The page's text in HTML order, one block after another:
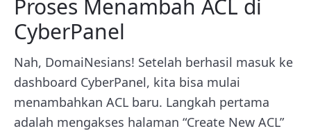
Proses Menambah ACL di
CyberPanel
Nah, DomaiNesians! Setelah berhasil masuk ke
dashboard CyberPanel, kita bisa mulai
menambahkan ACL baru. Langkah pertama
adalah mengakses halaman “Create New ACL”